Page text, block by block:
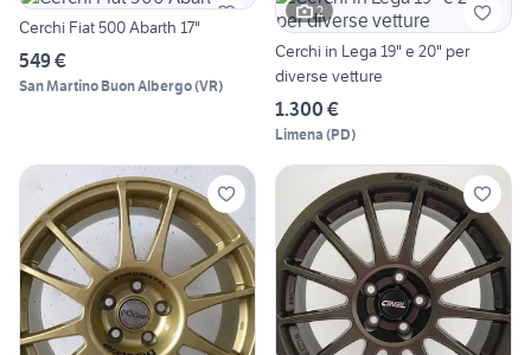
Cerchi Fiat 500 Abarth 17"
549 €
San Martino Buon Albergo(VR)
2
Cerchi in Lega 19" e 20" per
diverse vetture
1.300 €
Limena (PD)